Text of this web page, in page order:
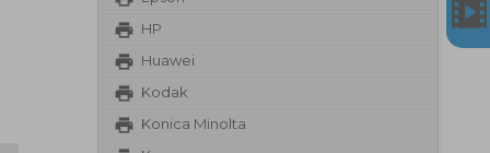
HP
Huawei
Kodak
Konica Minolta